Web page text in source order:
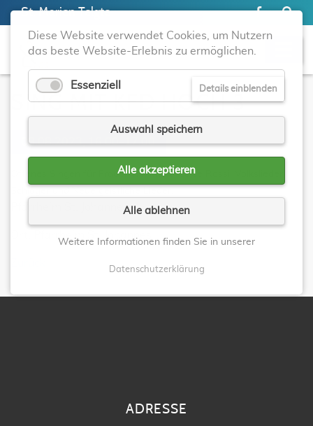
St. Marien Telgte
SING MIT KFD HOCH 3
08.08.2023, 16:00–17:00
Offenes Singen für Frauen mit Marie-Luise Rossi. Volkslieder,
Pfarrheim St. Johannes
ADRESSE
Diese Website verwendet Cookies, um Nutzern
das beste Website-Erlebnis zu ermöglichen.
Essenziell Details einblenden
Auswahl speichern
Alle akzeptieren
Alle ablehnen
Weitere Informationen finden Sie in unserer
Datenschutzerklärung